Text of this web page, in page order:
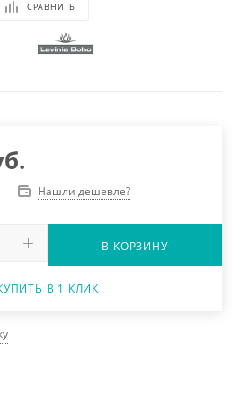
СРАВНИТЬ
Нашли дешевле?
В КОРЗИНУ
В 1 КЛИК